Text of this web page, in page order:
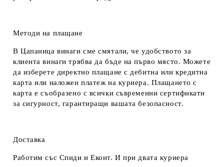
Методи на плащане
В Цапаница винаги сме смятали, че удобството за
клиента винаги трябва да бъде на първо място. Можете
да изберете директно плащане с дебитна или кредитна
карта или наложен платеж на куриера. Плащането с
карта е съобразено с всички съвременни сертификати
за сигурност, гарантиращи вашата безопасност.
Доставка
Работим със Спиди и Еконт. И при двата куриера